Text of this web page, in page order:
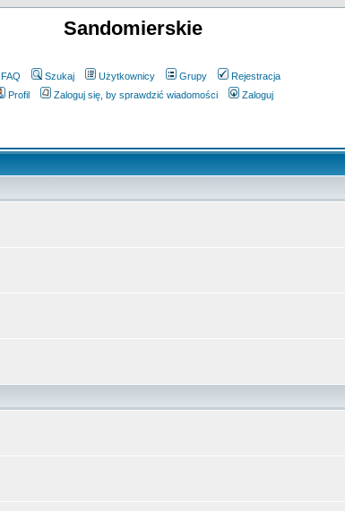
Sandomierskie
FAQ Szukaj Użytkownicy Grupy
Rejestracja
Profil
Zaloguj się, by sprawdzić wiadomości Zaloguj